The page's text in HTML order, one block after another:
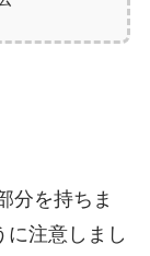
分を持ちま
に注意しまし